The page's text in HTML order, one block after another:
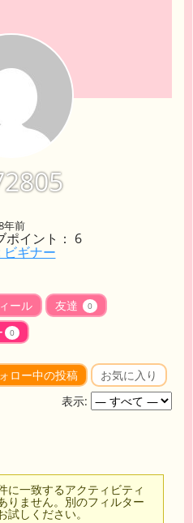
年前
ポイント： 6
ビギナー
ール 友達 0
0
ロー中の投稿
お気に入り
表示:
に一致するアクティビティ
りません。別のフィルター
試しください。